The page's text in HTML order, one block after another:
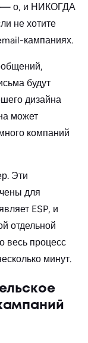
— о, и НИКОГДА
не хотите
кампаниях.
будут
дизайна
может
компаний
Эти
для
ESP, и
отдельной
весь процесс
минут.